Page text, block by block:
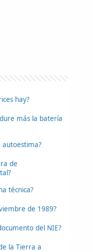
hay?
más la batería
autoestima?
de
técnica?
de 1989?
del NIE?
la Tierra a